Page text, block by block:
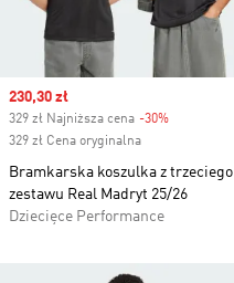
Sale price
230,30 zł
329 zł Najniższa cena -30%
329 zł Cena oryginalna
Bramkarska koszulka z trzeciego
zestawu Real Madryt 25/26
Dziecięce Performance